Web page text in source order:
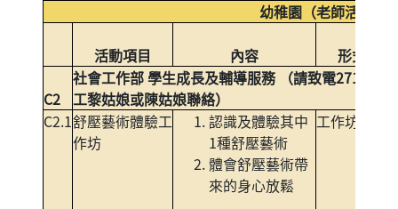
幼稚園（老師活動）
活動項目 內容 形式
C2
社會工作部 學生成長及輔導服務 （請致電
工黎姑娘或陳姑娘聯絡）
C2.1舒壓藝術體驗工
作坊
認識及體驗其中
1種舒壓藝術
體會舒壓藝術帶
來的身心放鬆
工作坊